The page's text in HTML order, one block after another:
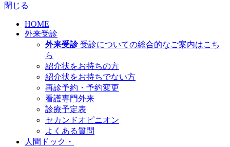
閉じる
HOME
外来受診
外来受診 受診についての総合的なご案内はこち
ら
紹介状をお持ちの方
紹介状をお持ちでない方
再診予約・予約変更
看護専門外来
診療予定表
セカンドオピニオン
よくある質問
人間ドック・